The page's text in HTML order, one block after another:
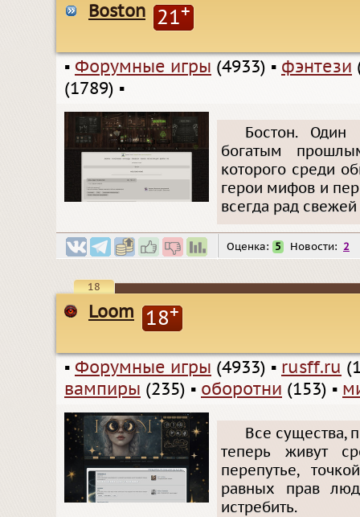
Boston 21+
▪ Форумные игры (4933) ▪ фэнтези
(1789) ▪
Бостон.
богатым
которого среди
герои мифов и
всегда рад
Оценка: 5 Новости: 2
18
Loom 18+
▪ Форумные игры (4933) ▪ rusff.ru
вампиры (235) ▪ оборотни (153) ▪
Все существа,
теперь живут
перепутье,
равных прав
истребить.